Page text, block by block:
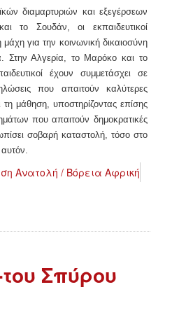
διαμαρτυριών και εξεγέρσεων
το Σουδάν, οι εκπαιδευτικοί
για την κοινωνική δικαιοσύνη
Στην Αλγερία, το Μαρόκο και το
έχουν συμμετάσχει σε
που απαιτούν καλύτερες
μάθηση, υποστηρίζοντας επίσης
που απαιτούν δημοκρατικές
σοβαρή καταστολή, τόσο στο
Ανατολή / Βόρεια Αφρική
Σπύρου